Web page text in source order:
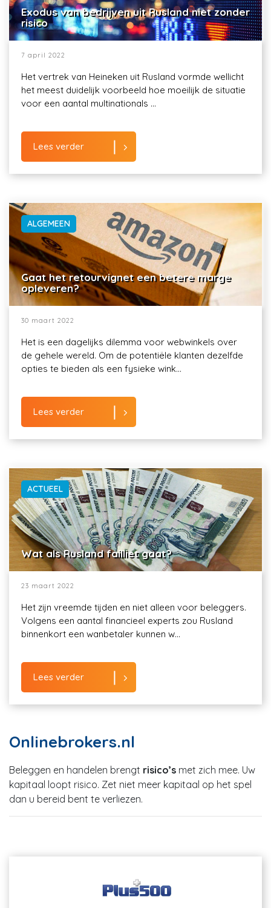
Exodus van bedrijven uit Rusland niet zonder
risico
7 april 2022
Het vertrek van Heineken uit Rusland vormde wellicht
het meest duidelijk voorbeeld hoe moeilijk de situatie
voor een aantal multinationals ...
Lees verder
ALGEMEEN
Gaat het retourvignet een betere marge
opleveren?
30 maart 2022
Het is een dagelijks dilemma voor webwinkels over
de gehele wereld. Om de potentiële klanten dezelfde
opties te bieden als een fysieke wink...
Lees verder
ACTUEEL
Wat als Rusland failliet gaat?
23 maart 2022
Het zijn vreemde tijden en niet alleen voor beleggers.
Volgens een aantal financieel experts zou Rusland
binnenkort een wanbetaler kunnen w...
Lees verder
Onlinebrokers.nl
Beleggen en handelen brengt risico’s met zich mee. Uw
kapitaal loopt risico. Zet niet meer kapitaal op het spel
dan u bereid bent te verliezen.